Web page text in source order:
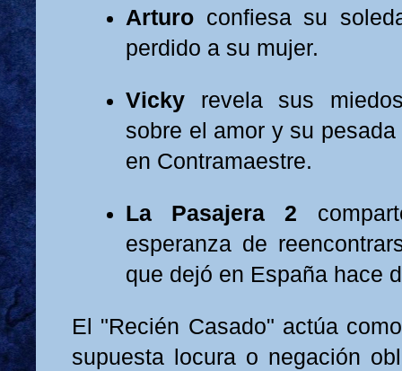
Arturo confiesa su
perdido a su mujer.
Vicky revela sus
sobre el amor y su
en Contramaestre.
La Pasajera 2
esperanza de
que dejó en España hace
El "Recién Casado" actúa
supuesta locura o negación